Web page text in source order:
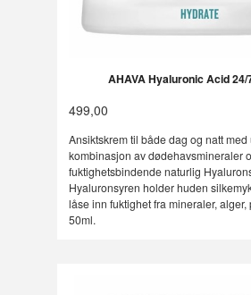
AHAVA Hyaluronic Acid 24/
499,00
Ansiktskrem til både dag og natt med
kombinasjon av dødehavsmineraler
fuktighetsbindende naturlig
Hyaluronsyren holder huden
låse inn fuktighet fra mineraler, alger,
50ml.